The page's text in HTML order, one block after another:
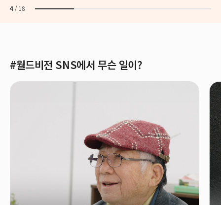
5/18
#월드비전 SNS에서 무슨 일이?